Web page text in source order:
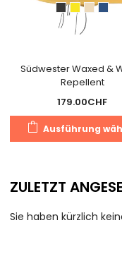
Südwester Waxed &
Repellent
179.00CHF
Ausführung
ZULETZT
Sie haben kürzlich